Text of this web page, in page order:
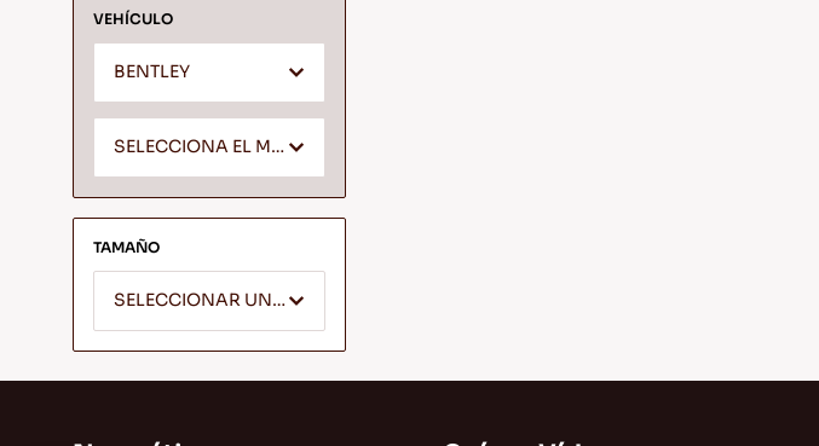
VEHÍCULO
BENTLEY
SELECCIONA EL MODELO *
TAMAÑO
SELECCIONAR UN ANCHO